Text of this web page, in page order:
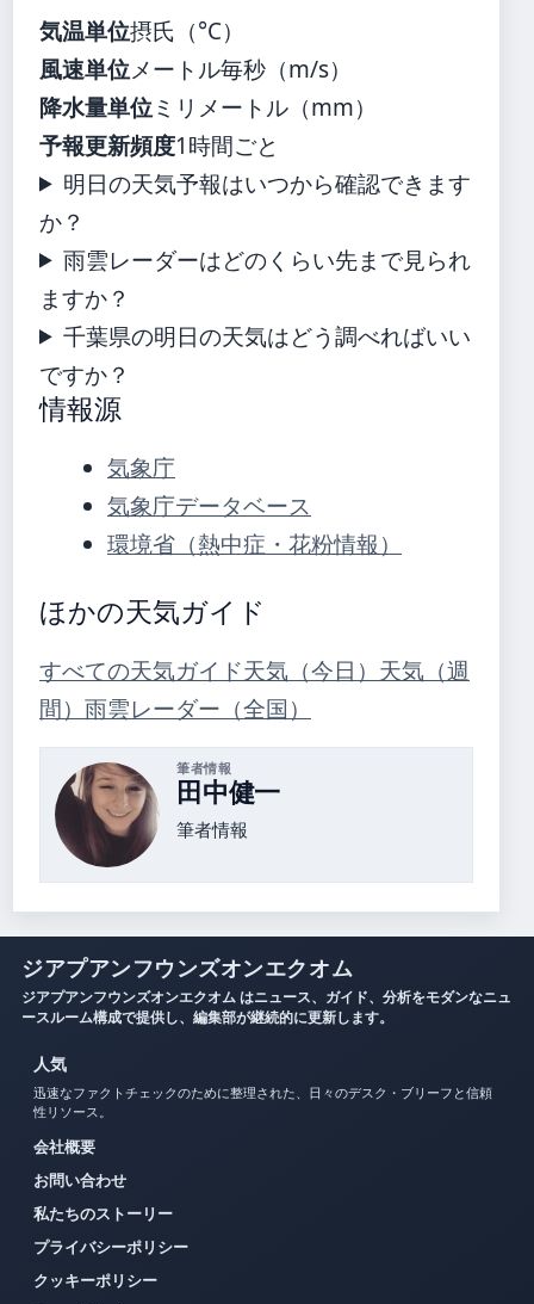
気温単位摂氏（°C）
風速単位メートル毎秒（m/s）
降水量単位ミリメートル（mm）
予報更新頻度1時間ごと
明日の天気予報はいつから確認できます
か？
雨雲レーダーはどのくらい先まで見られ
ますか？
千葉県の明日の天気はどう調べればいい
ですか？
情報源
気象庁
気象庁データベース
環境省（熱中症・花粉情報）
ほかの天気ガイド
すべての天気ガイド天気（今日） 天気（週
間） 雨雲レーダー（全国）
筆者情報
田中健一
筆者情報
ジアプアンフウンズオンエクオム
ジアプアンフウンズオンエクオム はニュース、ガイド、分析をモダンなニュ
ースルーム構成で提供し、編集部が継続的に更新します。
人気
迅速なファクトチェックのために整理された、日々のデスク・ブリーフと信頼
性リソース。
会社概要
お問い合わせ
私たちのストーリー
プライバシーポリシー
クッキーポリシー